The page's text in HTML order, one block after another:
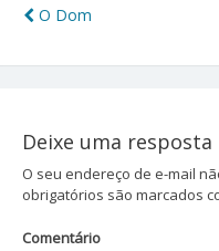
de
O Dom
Deixe uma resposta
O seu endereço de e-mail
obrigatórios são marcados
Comentário